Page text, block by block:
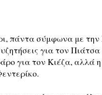
πάντα σύμφωνα με την
για τον
για τον Κιέζα, αλλά